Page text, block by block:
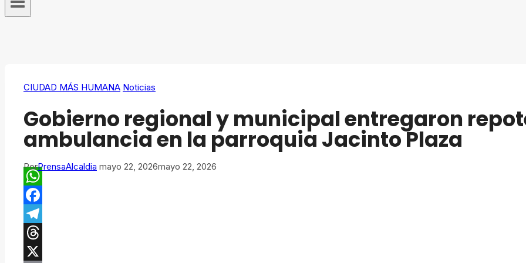
CIUDAD MÁS HUMANA Noticias
Gobierno regional y municipal entregaron
ambulancia en la parroquia Jacinto Plaza
PorPrensaAlcaldia mayo 22, 2026mayo 22, 2026
WhatsApp
Facebook
Telegram
Threads